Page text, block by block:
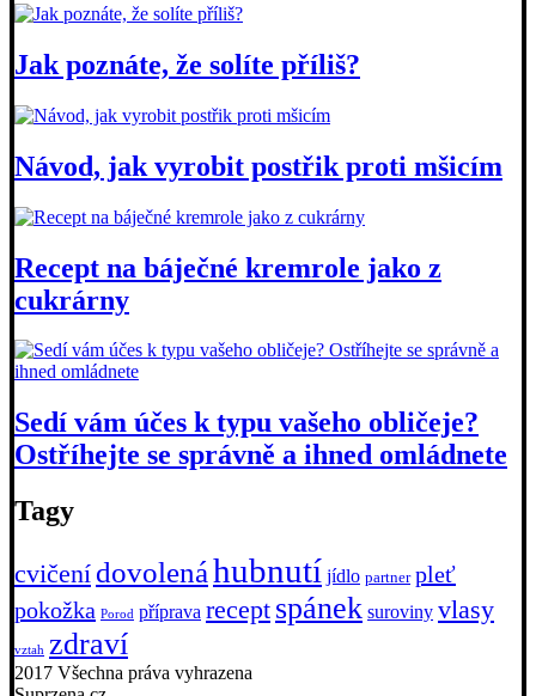
Jak poznáte, že solíte příliš?
Návod, jak vyrobit postřik proti mšicím
Recept na báječné kremrole jako z
cukrárny
Sedí vám účes k typu vašeho obličeje?
Ostříhejte se správně a ihned omládnete
Tagy
cvičení dovolenáhubnutí jídlo partner pleť
pokožka Porod příprava recept spánek suroviny vlasy
vztah zdraví
2017 Všechna práva vyhrazena